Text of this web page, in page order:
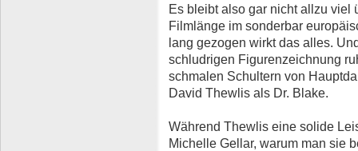
Es bleibt also gar nicht allzu viel
Filmlänge im sonderbar
lang gezogen wirkt das alles.
schludrigen Figurenzeichnung
schmalen Schultern von
David Thewlis als Dr. Blake.
Während Thewlis eine solide
Michelle Gellar, warum man sie